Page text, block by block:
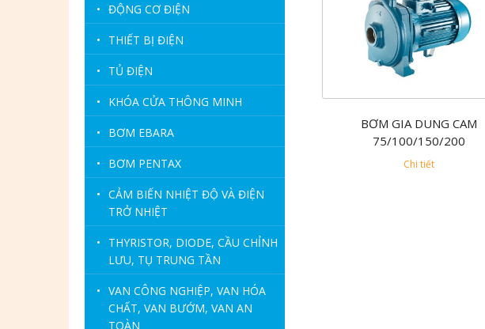
• ĐỘNG CƠ ĐIỆN
• THIẾT BỊ ĐIỆN
• TỦ ĐIỆN
• KHÓA CỬA THÔNG MINH
• BƠM EBARA
• BƠM PENTAX
• CẢM BIẾN NHIỆT ĐỘ VÀ ĐIỆN
TRỞ NHIỆT
•
THYRISTOR, DIODE, CẦU CHỈNH
LƯU, TỤ TRUNG TẦN
• VAN CÔNG NGHIỆP, VAN HÓA
CHẤT, VAN BƯỚM, VAN AN
TOÀN
BƠM GIA DUNG CAM
75/100/150/200
Chi tiết